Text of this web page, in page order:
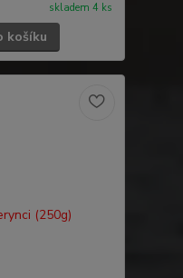
skladem 4 ks
košíku